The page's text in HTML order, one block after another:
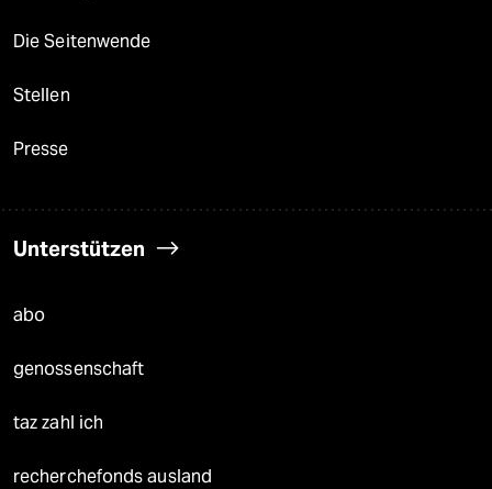
Die Seitenwende
Stellen
Presse
Unterstützen
abo
genossenschaft
taz zahl ich
recherchefonds ausland